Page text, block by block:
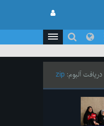
دریافت آلبوم: zip